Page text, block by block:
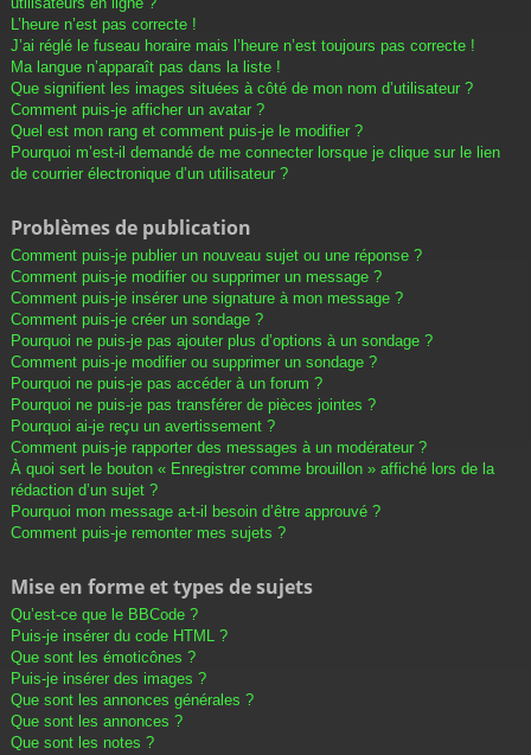
L’heure n’est pas correcte !
J’ai réglé le fuseau horaire mais l’heure n’est toujours pas correcte !
Ma langue n’apparaît pas dans la liste !
Que signifient les images situées à côté de mon nom d’utilisateur ?
Comment puis-je afficher un avatar ?
Quel est mon rang et comment puis-je le modifier ?
Pourquoi m’est-il demandé de me connecter lorsque je clique sur le lien
de courrier électronique d’un utilisateur ?
Problèmes de publication
Comment puis-je publier un nouveau sujet ou une réponse ?
Comment puis-je modifier ou supprimer un message ?
Comment puis-je insérer une signature à mon message ?
Comment puis-je créer un sondage ?
Pourquoi ne puis-je pas ajouter plus d’options à un sondage ?
Comment puis-je modifier ou supprimer un sondage ?
Pourquoi ne puis-je pas accéder à un forum ?
Pourquoi ne puis-je pas transférer de pièces jointes ?
Pourquoi ai-je reçu un avertissement ?
Comment puis-je rapporter des messages à un modérateur ?
À quoi sert le bouton « Enregistrer comme brouillon » affiché lors de la
rédaction d’un sujet ?
Pourquoi mon message a-t-il besoin d’être approuvé ?
Comment puis-je remonter mes sujets ?
Mise en forme et types de sujets
Qu’est-ce que le BBCode ?
Puis-je insérer du code HTML ?
Que sont les émoticônes ?
Puis-je insérer des images ?
Que sont les annonces générales ?
Que sont les annonces ?
Que sont les notes ?